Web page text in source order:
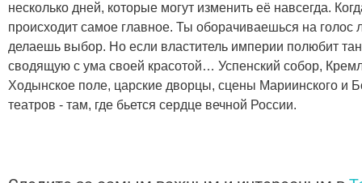
несколько дней, которые могут изменить её навсегда.
происходит самое главное. Ты оборачиваешься на голос
делаешь выбор. Но если властитель империи полюбит
сводящую с ума своей красотой… Успенский собор,
Ходынское поле, царские дворцы, сцены Мариинского и
театров - там, где бьется сердце вечной России.